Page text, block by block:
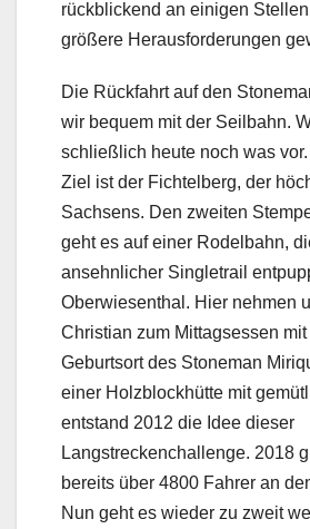
rückblickend an einigen
größere Herausforderungen
Die Rückfahrt auf den
wir bequem mit der Seilbahn.
schließlich heute noch was
Ziel ist der Fichtelberg, der
Sachsens. Den zweiten
geht es auf einer Rodelbahn,
ansehnlicher Singletrail
Oberwiesenthal. Hier nehmen
Christian zum Mittagsessen mit
Geburtsort des Stoneman
einer Holzblockhütte mit
entstand 2012 die Idee dieser
Langstreckenchallenge. 2018
bereits über 4800 Fahrer an
Nun geht es wieder zu zweit